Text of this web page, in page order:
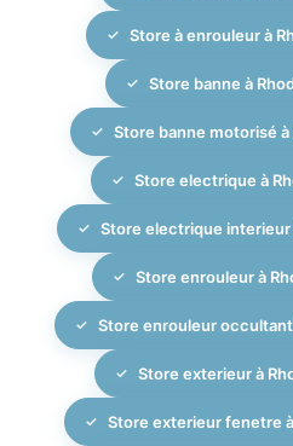
Store à enrouleur à
Store banne à
Store banne motorisé
Store electrique à
Store electrique
Store enrouleur à
Store enrouleur
Store exterieur à
Store exterieur fenetre